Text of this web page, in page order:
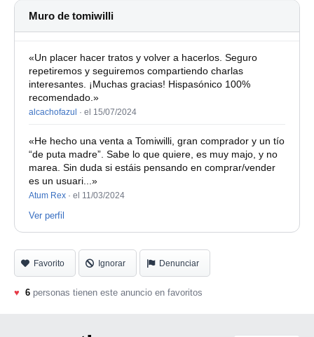
Muro de tomiwilli
«Un placer hacer tratos y volver a hacerlos. Seguro
repetiremos y seguiremos compartiendo charlas
interesantes. ¡Muchas gracias! Hispasónico 100%
recomendado.»
alcachofazul · el 15/07/2024
«He hecho una venta a Tomiwilli, gran comprador y un tío
“de puta madre”. Sabe lo que quiere, es muy majo, y no
marea. Sin duda si estáis pensando en comprar/vender
es un usuari...»
Atum Rex · el 11/03/2024
Ver perfil
Favorito Ignorar Denunciar
♥ 6 personas tienen este anuncio en favoritos